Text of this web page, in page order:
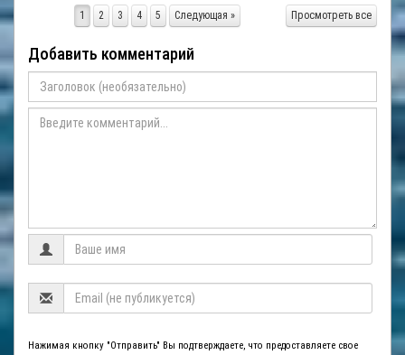
Просмотреть все
1 2 3 4 5 Следующая »
Добавить комментарий
Нажимая кнопку "Отправить" Вы подтверждаете, что предоставляете свое